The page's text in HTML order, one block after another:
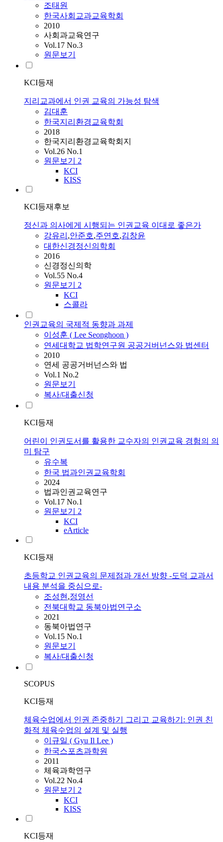
조태원
한국사회교과교육학회
2010
사회과교육연구
Vol.17 No.3
원문보기
KCI등재
지리교과에서 인권 교육의 가능성 탐색
김대훈
한국지리환경교육학회
2018
한국지리환경교육학회지
Vol.26 No.1
원문보기 2
KCI
KISS
KCI등재후보
정신과 의사에게 시행되는 인권교육 이대로 좋은가
강유리 ,안준호,주연호,김창윤
대한신경정신의학회
2016
신경정신의학
Vol.55 No.4
원문보기 2
KCI
스콜라
인권교육의 국제적 동향과 과제
이성훈 ( Lee Seonghoon )
연세대학교 법학연구원 공공거버넌스와 법센터
2010
연세 공공거버넌스와 법
Vol.1 No.2
원문보기
복사/대출신청
KCI등재
어린이 인권도서를 활용한 교수자의 인권교육 경험의 의
미 탐구
유수복
한국 법과인권교육학회
2024
법과인권교육연구
Vol.17 No.1
원문보기 2
KCI
eArticle
KCI등재
초등학교 인권교육의 문제점과 개선 방향 -도덕 교과서
내용 분석을 중심으로-
조성현,정영선
전북대학교 동북아법연구소
2021
동북아법연구
Vol.15 No.1
원문보기
복사/대출신청
SCOPUS
KCI등재
체육수업에서 인권 존중하기 그리고 교육하기: 인권 친
화적 체육수업의 설계 및 실행
이규일 ( Gyu Il Lee )
한국스포츠과학원
2011
체육과학연구
Vol.22 No.4
원문보기 2
KCI
KISS
KCI등재